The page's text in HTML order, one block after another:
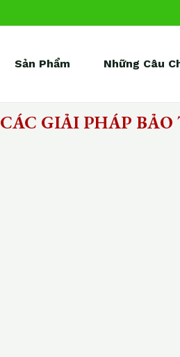
Sản Phẩm Những Câu
CÁC GIẢI PHÁP